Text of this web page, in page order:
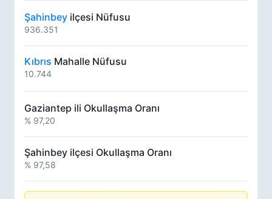
Şahinbey ilçesi Nüfusu
936.351
Kıbrıs Mahalle Nüfusu
10.744
Gaziantep ili Okullaşma Oranı
% 97,20
Şahinbey ilçesi Okullaşma Oranı
% 97,58